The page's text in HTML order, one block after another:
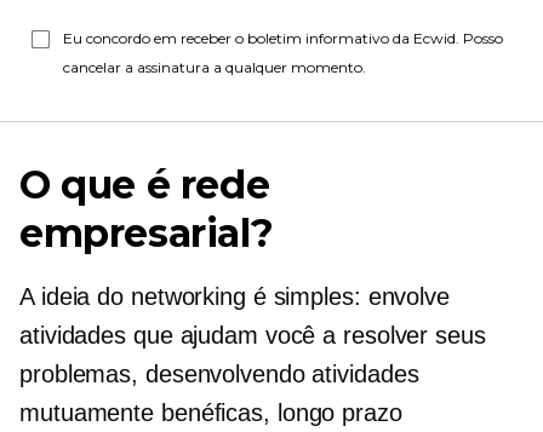
Eu concordo em receber o boletim informativo da Ecwid. Posso
cancelar a assinatura a qualquer momento.
O que é rede
empresarial?
A ideia do networking é simples: envolve
atividades que ajudam você a resolver seus
problemas, desenvolvendo atividades
mutuamente benéficas, longo prazo